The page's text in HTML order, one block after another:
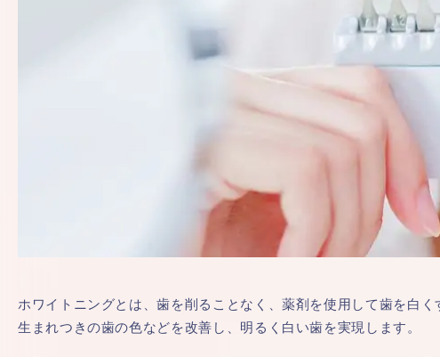
ホワイトニングとは、歯を削ることなく、薬剤を使用して歯を白
生まれつきの歯の色などを改善し、明るく白い歯を実現します。